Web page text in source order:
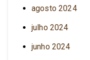
agosto 2024
julho 2024
junho 2024